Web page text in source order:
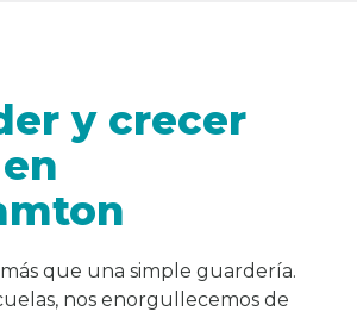
y crecer
que una simple guardería.
nos enorgullecemos de